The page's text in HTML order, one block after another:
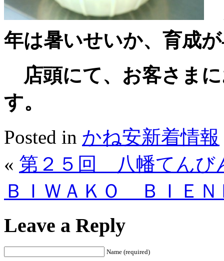
年は暑いせいか、育成
店頭にて、お客さま
す。
Posted in かね安新着情報
« 第２５回 八幡てんび
ＢＩＷＡＫＯ ＢＩＥ
Leave a Reply
Name (required)